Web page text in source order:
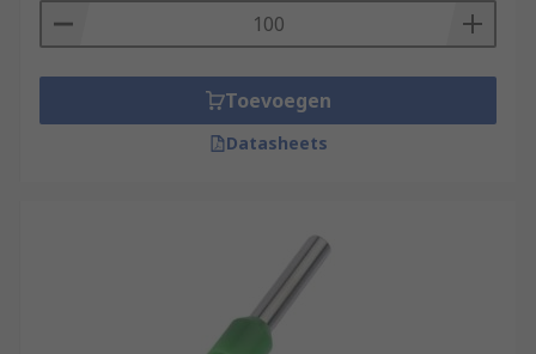
Toevoegen
Datasheets